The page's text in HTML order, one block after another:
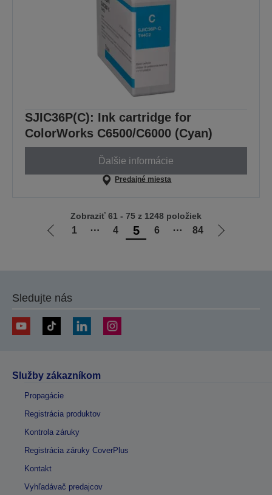
SJIC36P(C): Ink cartridge for
ColorWorks C6500/C6000 (Cyan)
Ďalšie informácie
Predajné miesta
Ísť
1 ⋯ 4 5 6 ⋯ 84
Ísť
Zobraziť 61 - 75 z 1248 položiek
Sledujte nás
Služby zákazníkom
Propagácie
Registrácia produktov
Kontrola záruky
Registrácia záruky CoverPlus
Kontakt
Vyhľadávač predajcov